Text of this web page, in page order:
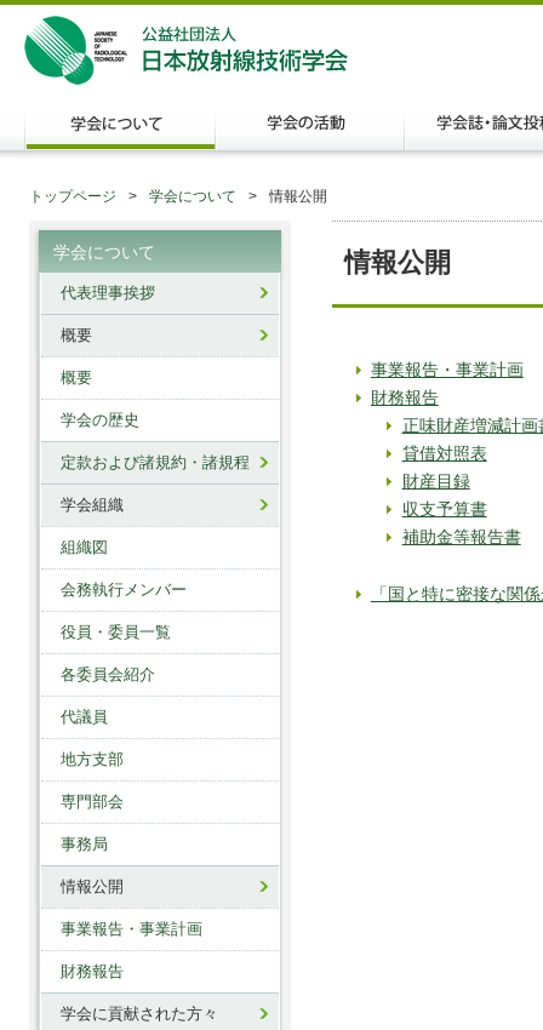
トップページ 学会について 情報公開
情報公開
事業報告・事業計画
財務報告
正味財産増減計画
貸借対照表
財産目録
収支予算書
補助金等報告書
「国と特に密接な関
学会について
代表理事挨拶
概要
概要
学会の歴史
定款および諸規約・諸規程
学会組織
組織図
会務執行メンバー
役員・委員一覧
各委員会紹介
代議員
地方支部
専門部会
事務局
情報公開
事業報告・事業計画
財務報告
学会に貢献された方々